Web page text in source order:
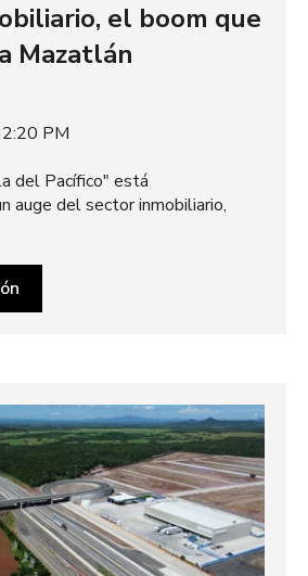
el boom que
Mazatlán
PM
del Pacífico" está
auge del sector inmobiliario,